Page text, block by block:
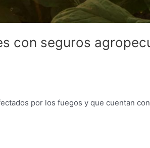
con seguros
por los fuegos y que cuentan